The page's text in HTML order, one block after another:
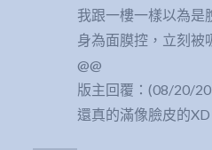
我跟一樓一樣以為是
身為面膜控，立刻被
@@
版主回覆：(08/20/
還真的滿像臉皮的XD